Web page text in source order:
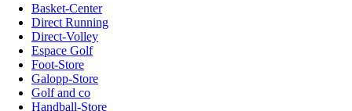
Basket-Center
Direct Running
Direct-Volley
Espace Golf
Foot-Store
Galopp-Store
Golf and co
Handball-Store